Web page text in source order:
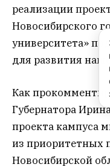
реализации
Новосибирского
университета»
для развития
Как
Губернатора
проекта кампуса
из приоритетных
Новосибирской